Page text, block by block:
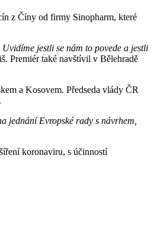
z Číny od firmy Sinopharm, které
jestli se nám to povede a jestli
Premiér také navštívil v Bělehradě
a Kosovem. Předseda vlády ČR
jednání Evropské rady s návrhem,
koronaviru, s účinností